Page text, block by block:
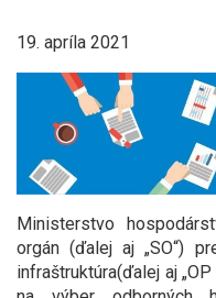
19. apríla 2021
Ministerstvo
orgán (ďalej aj „SO“)
infraštruktúra(ďalej aj „OP